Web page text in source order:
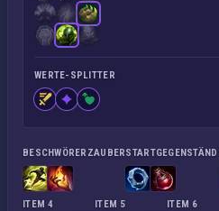
WERTE-SPLITTER
BESCHWÖRERZAUBER
ITEM 4 ITEM 5 ITEM 6